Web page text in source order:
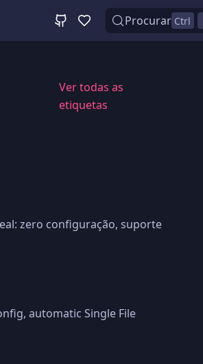
Procurar Ctrl
Ver todas as
etiquetas
zero configuração, suporte
automatic Single File